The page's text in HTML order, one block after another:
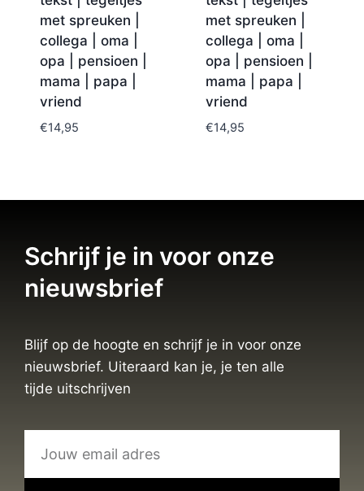
met spreuken |
collega | oma |
opa | pensioen |
mama | papa |
vriend
€14,95
met spreuken |
collega | oma |
opa | pensioen |
mama | papa |
vriend
€14,95
Schrijf je in voor onze
nieuwsbrief
Blijf op de hoogte en schrijf je in voor onze
nieuwsbrief. Uiteraard kan je, je ten alle
tijde uitschrijven